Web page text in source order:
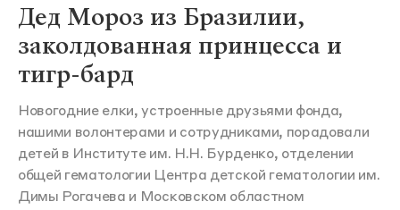
Дед Мороз из Бразилии,
заколдованная принцесса и
тигр-бард
Новогодние елки, устроенные друзьями фонда,
нашими волонтерами и сотрудниками, порадовали
детей в Институте им. Н.Н. Бурденко, отделении
общей гематологии Центра детской гематологии им.
Димы Рогачева и Московском областном